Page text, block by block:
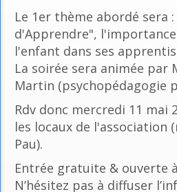
Le 1er thème abordé sera
d'Apprendre",
l'enfant dans ses
La soirée sera animée par
Martin (psychopédagogie
Rdv donc mercredi 11 mai
les locaux de l'association
Pau).
Entrée gratuite & ouverte
N’hésitez pas à diffuser